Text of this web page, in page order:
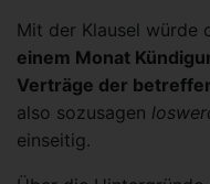
Mit der Klausel würde
einem Monat
Verträge der
also sozusagen
einseitig.